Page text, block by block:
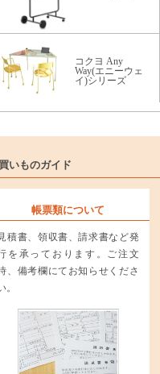
コクヨ Any
Way(エニーウェ
イ)シリーズ
いものガイド
帳票類について
積書、領収書、請求書など発
を承っております。ご注文
、備考欄にてお知らせくださ
。